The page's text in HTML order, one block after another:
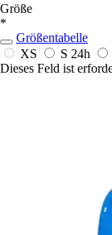
Größe
*
Größentabelle
XS
S 24h
Dieses Feld ist